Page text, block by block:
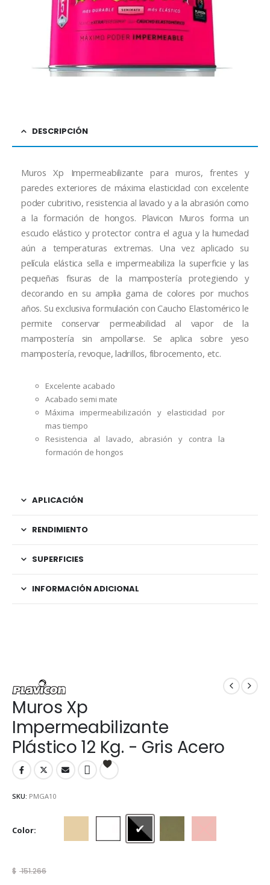
DESCRIPCIÓN
Muros Xp Impermeabilizante para muros, frentes y
paredes exteriores de máxima elasticidad con excelente
poder cubritivo, resistencia al lavado y a la abrasión como
a la formación de hongos. Plavicon Muros forma un
escudo elástico y protector contra el agua y la humedad
aún a temperaturas extremas. Una vez aplicado su
película elástica sella e impermeabiliza la superficie y las
pequeñas fisuras de la mampostería protegiendo y
decorando en su amplia gama de colores por muchos
años. Su exclusiva formulación con Caucho Elastomérico le
permite conservar permeabilidad al vapor de la
mampostería sin ampollarse. Se aplica sobre yeso
mampostería, revoque, ladrillos, fibrocemento, etc.
Excelente acabado
Acabado semi mate
Máxima impermeabilización y elasticidad por
mas tiempo
Resistencia al lavado, abrasión y contra la
formación de hongos
APLICACIÓN
RENDIMIENTO
SUPERFICIES
INFORMACIÓN ADICIONAL
Muros Xp
Impermeabilizante
Plástico 12 Kg. - Gris Acero
SKU: PMGA10
Color Gris Acero
$ 151.266